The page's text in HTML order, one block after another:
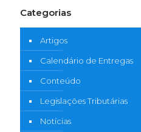
Categorias
Artigos
Calendário de Entregas
Conteúdo
Legislações Tributárias
Notícias